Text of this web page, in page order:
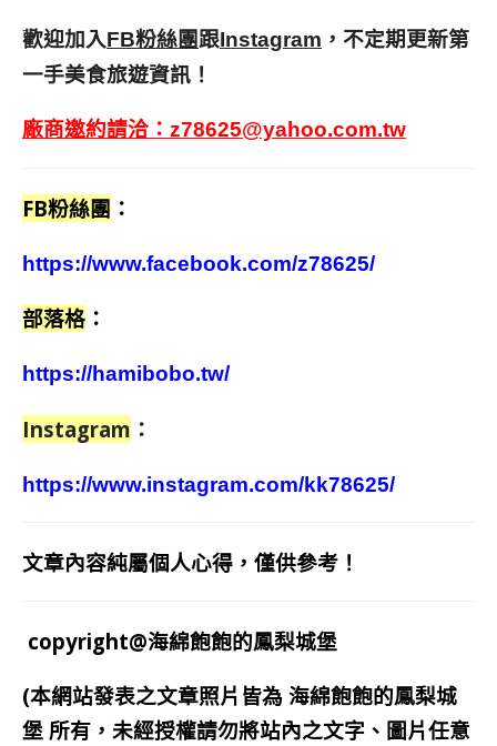
歡迎加入FB粉絲團跟Instagram ，不定期更新第
一手美食旅遊資訊！
廠商邀約請洽： z78625@yahoo.com.tw
FB粉絲團 ：
https://www.facebook.com/z78625/
部落格 ：
https://hamibobo.tw/
Instagram ：
https://www.instagram.com/kk78625/
文章內容純屬個人心得，僅供參考！
copyright@海綿飽飽的鳳梨城堡
(本網站發表之文章照片皆為 海綿飽飽的鳳梨城
堡 所有，未經授權請勿將站內之文字、圖片任意